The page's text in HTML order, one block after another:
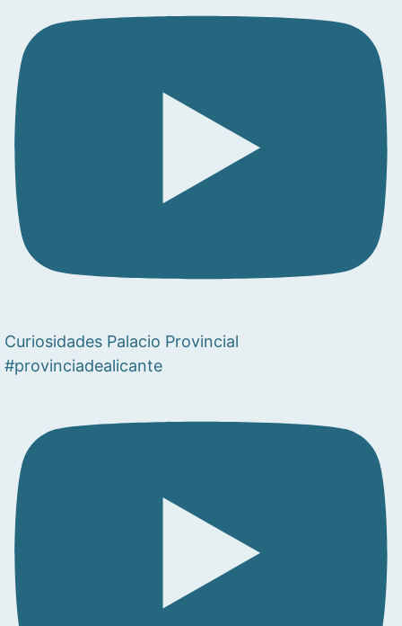
Curiosidades Palacio Provincial
#provinciadealicante